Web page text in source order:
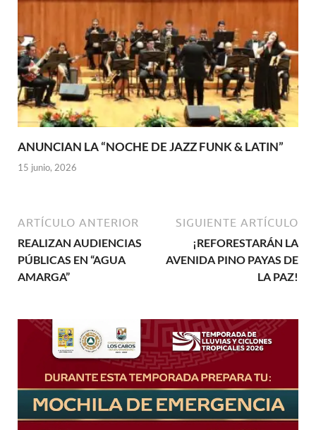
ANUNCIAN LA “NOCHE DE JAZZ FUNK & LATIN”
15 junio, 2026
ARTÍCULO ANTERIOR
REALIZAN AUDIENCIAS
PÚBLICAS EN “AGUA
AMARGA”
SIGUIENTE ARTÍCULO
¡REFORESTARÁN LA
AVENIDA PINO PAYAS DE
LA PAZ!